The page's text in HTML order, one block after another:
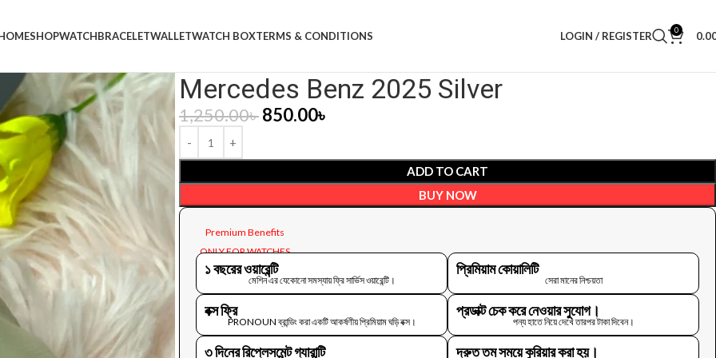
SHOPWATCHBRACELETWALLETWATCH BOXTERMS & CONDITIONS LOGIN / REGISTER 0
Mercedes Benz 2025 Silver
1,250.00৳850.00৳
ADD TO CART
BUY NOW
Premium Benefits
ONLY FOR WATCHES
১ বছরের ওয়ারেন্টি
মেশিন এর যেকোনো সমস্যায় ফ্রি সার্ভিস ওয়ারেন্টি।
প্রিমিয়াম কোয়ালিটি
সেরা মানের নিশ্চয়তা
বক্স ফ্রি
PRONOUN ব্রান্ডিং করা একটি আকর্ষণীয় প্রিমিয়াম ঘড়ি বক্স।
প্রডাক্ট চেক করে নেওয়ার সুযোগ।
পন্য হাতে নিয়ে দেখে তারপর টাকা দিবেন।
৩ দিনের রিপ্লেসমেন্ট গ্যারান্টি দ্রুত তম সময়ে কুরিয়ার করা হয়।